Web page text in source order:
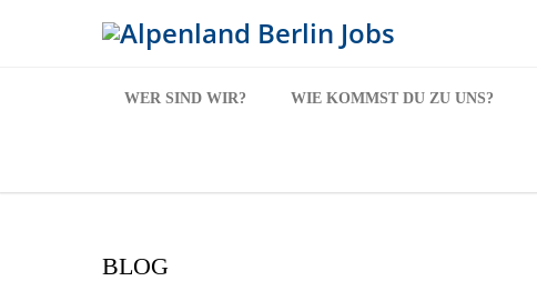
WER SIND WIR? WIE KOMMST DU ZU UNS?
BLOG